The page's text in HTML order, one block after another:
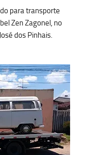
para transporte
Zen Zagonel, no
dos Pinhais.